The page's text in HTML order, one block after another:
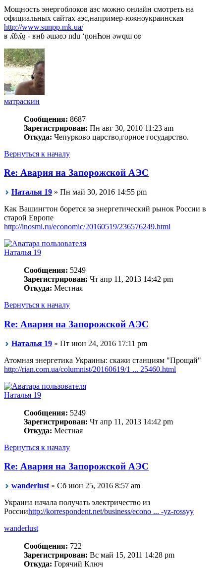
Мощность энергоблоков аэс можно онлайн смотреть на
официальных сайтах аэс,например-южноукраинская
http://www.sunpp.mk.ua/
ʁ ʎɓʎƍ - ʁнɓ ǝɯǝʚɔ ndu ‘ņонҺон ǝwqɯ оʚ
матраскин
Сообщения: 8687
Зарегистрирован: Пн авг 30, 2010 11:23 am
Откуда: Чепурково царство,горное государство.
Вернуться к началу
Re: Авария на Запорожской АЭС
Наталья 19 » Пн май 30, 2016 14:55 pm
Как Вашингтон борется за энергетический рынок России в
старой Европе
http://inosmi.ru/economic/20160519/236576249.html
Наталья 19
Сообщения: 5249
Зарегистрирован: Чт апр 11, 2013 14:42 pm
Откуда: Местная
Вернуться к началу
Re: Авария на Запорожской АЭС
Наталья 19 » Пт июн 24, 2016 17:11 pm
Атомная энергетика Украины: скажи станциям "Прощай"
http://rian.com.ua/columnist/20160619/1 ... 25460.html
Наталья 19
Сообщения: 5249
Зарегистрирован: Чт апр 11, 2013 14:42 pm
Откуда: Местная
Вернуться к началу
Re: Авария на Запорожской АЭС
wanderlust » Сб июн 25, 2016 8:57 am
Украина начала получать электричество из
Россииhttp://korrespondent.net/business/econo ... -yz-rossyy
wanderlust
Сообщения: 722
Зарегистрирован: Вс май 15, 2011 14:28 pm
Откуда: Горячий Ключ